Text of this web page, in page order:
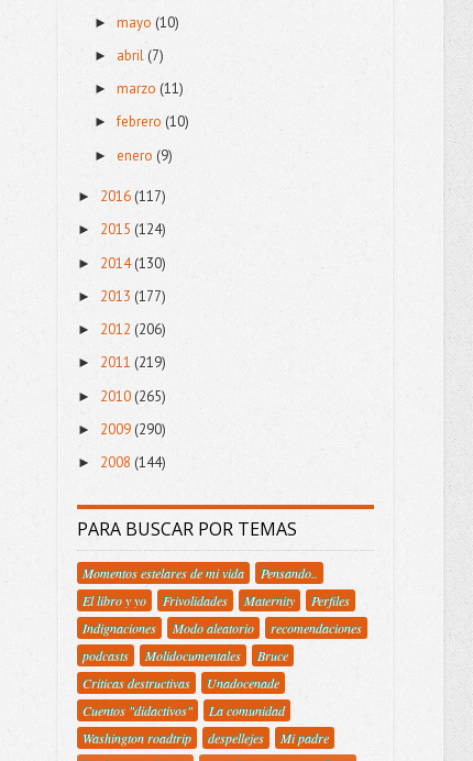
►mayo(10)
► abril (7)
►marzo (11)
►febrero (10)
►enero(9)
► 2016(117)
► 2015 (124)
► 2014(130)
► 2013 (177)
► 2012 (206)
► 2011 (219)
► 2010 (265)
► 2009(290)
► 2008 (144)
PARA BUSCAR POR TEMAS
Momentos estelares de mi vida
Pensando..
El libro y yo
Frivolidades Maternity
Perfiles
Indignaciones
Modo aleatorio
recomendaciones
podcasts
Molidocumentales
Bruce
Criticas destructivas
Unadocenade
Cuentos "didactivos"
La comunidad
Washington roadtrip
despellejes
Mi padre